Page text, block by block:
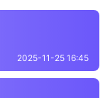
2025-11-25 16:45